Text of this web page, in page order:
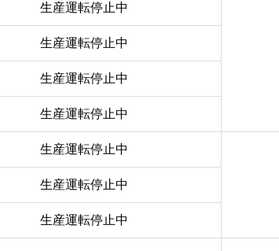
生産運転停止中
生産運転停止中
生産運転停止中
生産運転停止中
生産運転停止中
生産運転停止中
生産運転停止中